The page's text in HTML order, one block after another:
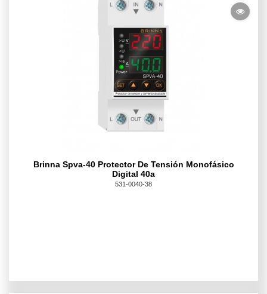
Brinna Spva-40 Protector De Tensión Monofásico
Digital 40a
531-0040-38